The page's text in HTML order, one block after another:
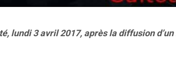
lundi 3 avril 2017, après la diffusion